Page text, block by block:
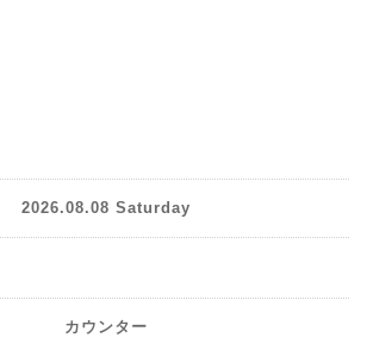
2026.08.08 Saturday
カウンター